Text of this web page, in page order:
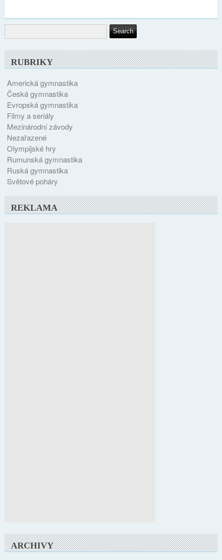
RUBRIKY
Americká gymnastika
Česká gymnastika
Evropská gymnastika
Filmy a seriály
Mezinárodní závody
Nezařazené
Olympijské hry
Rumunská gymnastika
Ruská gymnastika
Světové poháry
REKLAMA
ARCHIVY